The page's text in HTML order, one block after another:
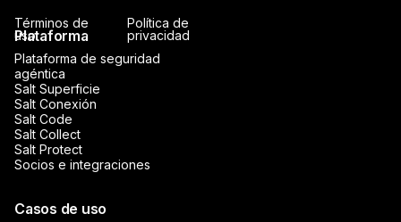
Plataforma
Plataforma de seguridad
agéntica
Salt Superficie
Salt Conexión
Salt Code
Salt Collect
Salt Protect
Socios e integraciones
Casos de uso
Términos de
uso
Política de
privacidad